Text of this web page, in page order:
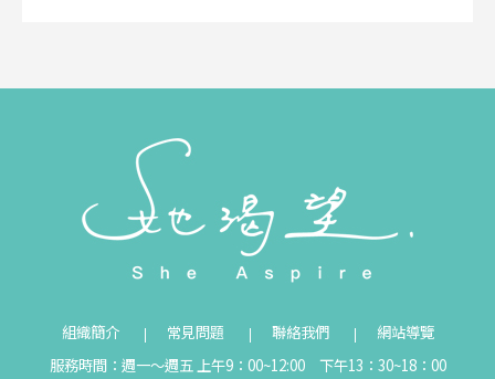
組織簡介 常見問題 聯絡我們
網站導覽
服務時間：週一～週五 上午9：00~12:00 下午13：30~18：00